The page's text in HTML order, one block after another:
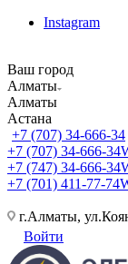
Instagram
Ваш город
Алматы
Алматы
Астана
+7 (707) 34-666-34
+7 (707) 34-666-34
+7 (747) 34-666-34
+7 (701) 411-77-74
г.Алматы,
Войти